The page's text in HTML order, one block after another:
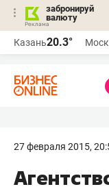
забронируй
валюту
Казань20.3°
27 февраля 2015,